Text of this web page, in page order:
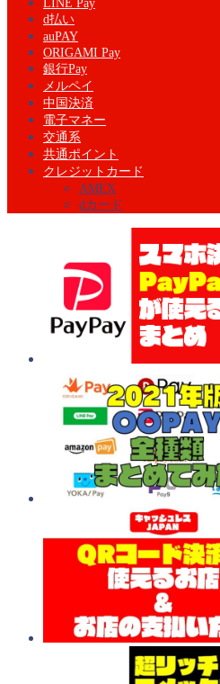
LINE Pay
d払い
auPAY
ORIGAMI Pay
銀行Pay
メルペイ
中国決済
電子マネー
交通系
共通ポイント
クレジットカード
AMEX
dカード